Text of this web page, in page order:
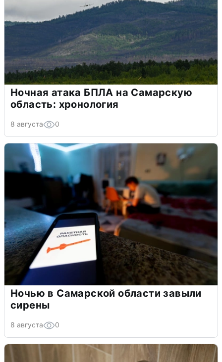
Ночная атака БПЛА на Самарскую
область: хронология
8 августа 0
Ночью в Самарской области завыли
сирены
8 августа 0